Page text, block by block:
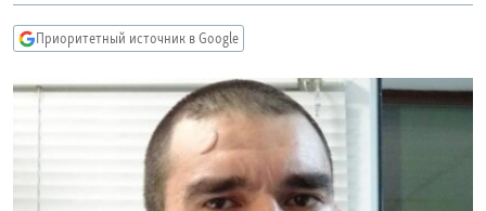
поиску
СЕВЕР.РЕАЛИИ
РАСПИСАНИЕ ВЕЩАНИЯ
ПОДПИШИТЕСЬ НА РАССЫЛКУ
СОЦИАЛЬНЫЕ СЕТИ
Приоритетный источник в Google